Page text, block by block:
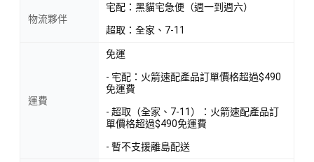
物流夥伴
宅配：黑貓宅急便（週一到週六）
超取：全家、7-11
運費
免運
- 宅配：火箭速配產品訂單價格超過$490
免運費
- 超取（全家、7-11）：火箭速配產品訂
單價格超過$490免運費
- 暫不支援離島配送